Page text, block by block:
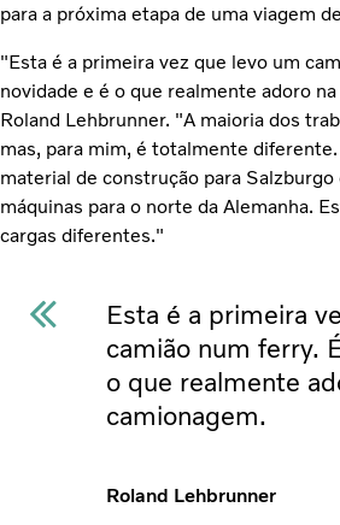
para a próxima etapa de uma viagem
"Esta é a primeira vez que levo um
novidade e é o que realmente adoro
Roland Lehbrunner. "A maioria dos
mas, para mim, é totalmente
material de construção para
máquinas para o norte da Alemanha.
cargas diferentes."
Esta é a primeira
camião num ferry.
o que realmente
camionagem.
Roland Lehbrunner